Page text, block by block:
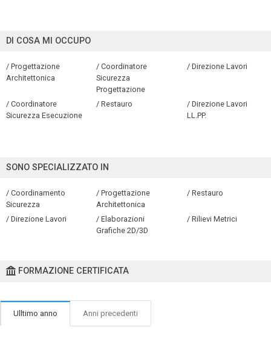
DI COSA MI OCCUPO
/ Progettazione
Architettonica
/ Coordinatore
Sicurezza
Progettazione
/ Direzione Lavori
/ Coordinatore
Sicurezza Esecuzione
/ Restauro
/ Direzione Lavori
LL.PP.
SONO SPECIALIZZATO IN
/ Coordinamento
Sicurezza
/ Progettazione
Architettonica
/ Restauro
/ Direzione Lavori
/ Elaborazioni
Grafiche 2D/3D
/ Rilievi Metrici
FORMAZIONE CERTIFICATA
Ulltimo anno Anni precedenti